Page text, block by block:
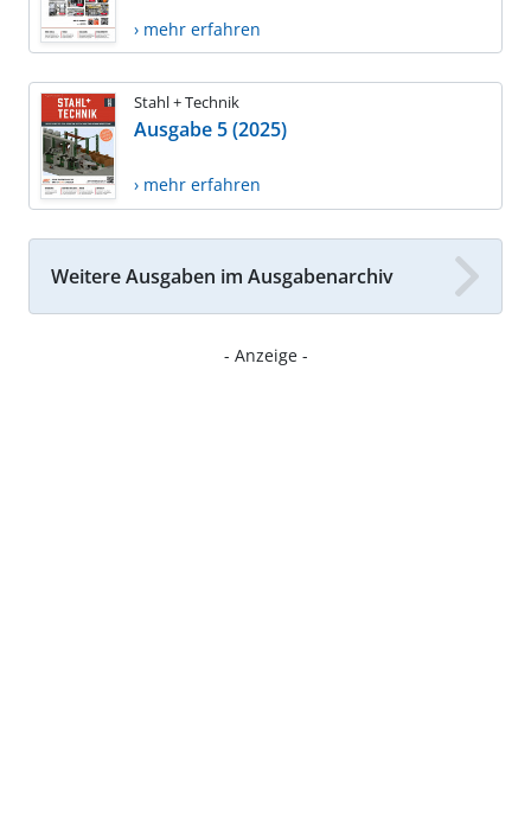
› mehr erfahren
Stahl + Technik
Ausgabe 5 (2025)
› mehr erfahren
Weitere Ausgaben im Ausgabenarchiv
- Anzeige -